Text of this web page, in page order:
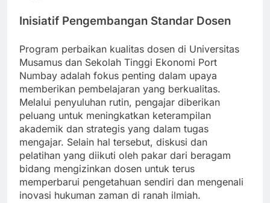
Inisiatif Pengembangan Standar Dosen
Program perbaikan kualitas dosen di Universitas
Musamus dan Sekolah Tinggi Ekonomi Port
Numbay adalah fokus penting dalam upaya
memberikan pembelajaran yang berkualitas.
Melalui penyuluhan rutin, pengajar diberikan
peluang untuk meningkatkan keterampilan
akademik dan strategis yang dalam tugas
mengajar. Selain hal tersebut, diskusi dan
pelatihan yang diikuti oleh pakar dari beragam
bidang mengizinkan dosen untuk terus
memperbarui pengetahuan sendiri dan mengenali
inovasi hukuman zaman di ranah ilmiah.